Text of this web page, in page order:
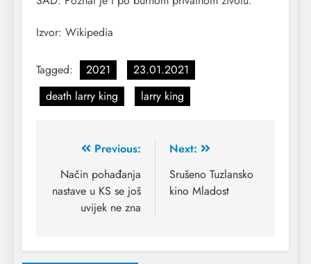
Izvor: Wikipedia
Tagged: 2021
23.01.2021
death larry king
larry king
Previous:
Način pohađanja
nastave u KS se još
uvijek ne zna
Next:
Srušeno Tuzlansko
kino Mladost